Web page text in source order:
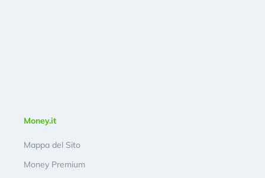
Money.it
Mappa del Sito
Money Premium